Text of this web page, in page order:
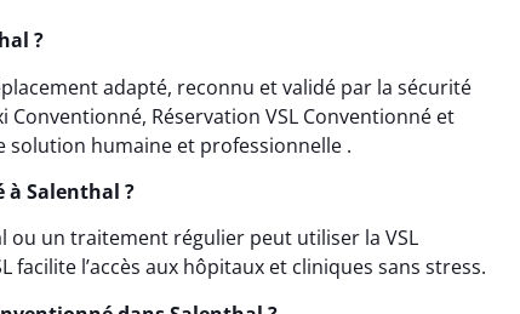
?
adapté, reconnu et validé par la sécurité
Conventionné, Réservation VSL Conventionné et
solution humaine et professionnelle .
à Salenthal ?
ou un traitement régulier peut utiliser la VSL
facilite l’accès aux hôpitaux et cliniques sans stress.